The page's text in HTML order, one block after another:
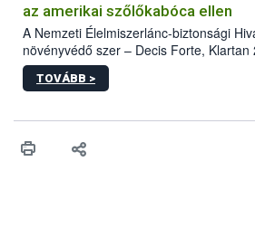
az amerikai szőlőkabóca ellen
A Nemzeti Élelmiszerlánc-biztonsági
növényvédő szer – Decis Forte, Klartan
engedélyokiratát módosította, így azok a
egészen a vesszőérettség (BBCH 91)
érésű szőlőkben is legyen lehetőség a
felhasználók számára is elérhető és
TOVÁBB >